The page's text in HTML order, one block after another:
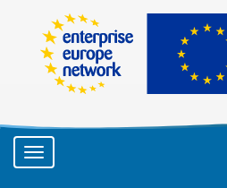
Toggle navigation